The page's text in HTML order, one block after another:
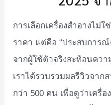
การเลือกเครื่องสำอางไม่
ราคา แต่คือ “ประสบการณ์
จากผู้ใช้ตัวจริงสะท้อนคว
เราได้รวบรวมผลรีวิวจาก
กว่า 500 คน เพื่อดูว่าเครื่